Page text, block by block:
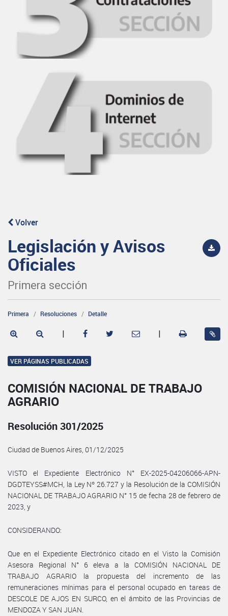
Volver
Legislación y Avisos
Oficiales
Primera sección
Primera Resoluciones Detalle
| |
VER PÁGINAS PUBLICADAS
COMISIÓN NACIONAL DE TRABAJO
AGRARIO
Resolución 301/2025
Ciudad de Buenos Aires, 01/12/2025
VISTO el Expediente Electrónico N° EX-2025-04206066-APN-
DGDTEYSS#MCH, la Ley Nº 26.727 y la Resolución de la COMISIÓN
NACIONAL DE TRABAJO AGRARIO N° 15 de fecha 28 de febrero de
2023, y
CONSIDERANDO:
Que en el Expediente Electrónico citado en el Visto la Comisión
Asesora Regional N° 6 eleva a la COMISIÓN NACIONAL DE
TRABAJO AGRARIO la propuesta del incremento de las
remuneraciones mínimas para el personal ocupado en tareas de
DESCOLE DE AJOS EN SURCO, en el ámbito de las Provincias de
MENDOZA Y SAN JUAN.